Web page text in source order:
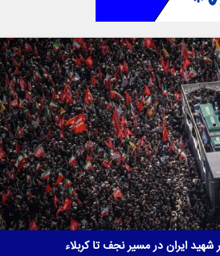
شهید ایران در مسیر نجف تا کربلاء